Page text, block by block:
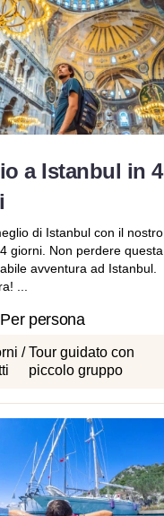
a Istanbul in 4
di Istanbul con il nostro
giorni. Non perdere questa
avventura ad Istanbul.
...
persona
/ Tour guidato con
piccolo gruppo